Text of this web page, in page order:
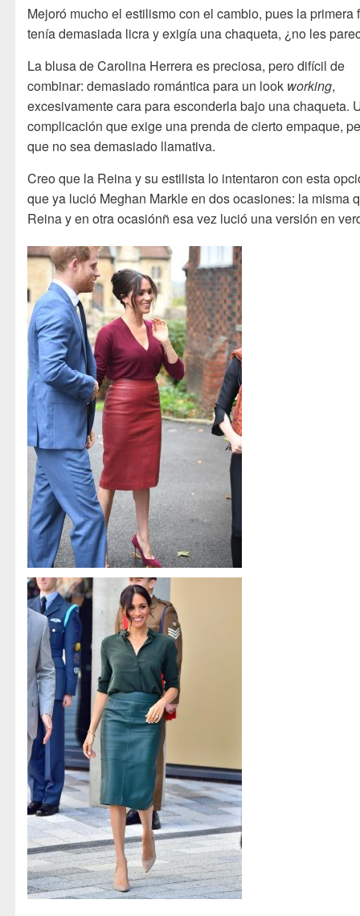
Mejoró mucho el estilismo con el cambio, pues la primera
tenía demasiada licra y exigía una chaqueta, ¿no les
La blusa de Carolina Herrera es preciosa, pero difícil de
combinar: demasiado romántica para un look working,
excesivamente cara para esconderla bajo una chaqueta.
complicación que exige una prenda de cierto empaque,
que no sea demasiado llamativa.
Creo que la Reina y su estilista lo intentaron con esta
que ya lució Meghan Markle en dos ocasiones: la misma
Reina y en otra ocasiónñ esa vez lució una versión en